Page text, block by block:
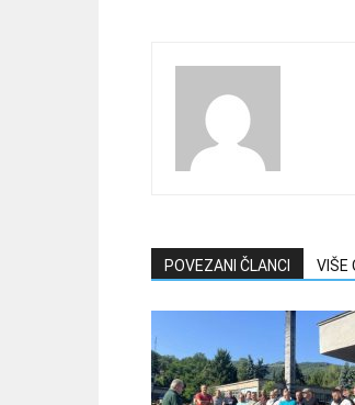
POVEZANI ČLANCI VIŠE